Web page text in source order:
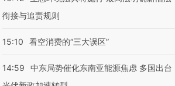
衔接与追责规则
15:10 看空消费的“三大误区”
14:59
中东局势催化东南亚能源焦虑 多国出台